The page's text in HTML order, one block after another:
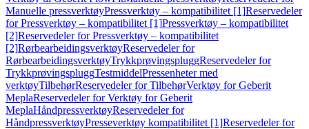
Manuelle pressverktøyPressverktøy – kompatibilitet [1]Reservedeler
for Pressverktøy – kompatibilitet [1]Pressverktøy – kompatibilitet
[2]Reservedeler for Pressverktøy – kompatibilitet
[2]RørbearbeidingsverktøyReservedeler for
RørbearbeidingsverktøyTrykkprøvingspluggReservedeler for
TrykkprøvingspluggTestmiddelPressenheter med
verktøyTilbehørReservedeler for TilbehørVerktøy for Geberit
MeplaReservedeler for Verktøy for Geberit
MeplaHåndpressverktøyReservedeler for
HåndpressverktøyPresseverktøy kompatibilitet [1]Reservedeler for